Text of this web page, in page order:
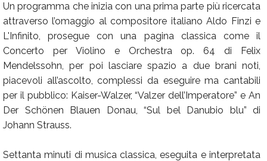
Un programma che inizia con una prima parte più ricercata
attraverso l’omaggio al compositore italiano Aldo Finzi e
L'Infinito, prosegue con una pagina classica come il
Concerto per Violino e Orchestra op. 64 di Felix
Mendelssohn, per poi lasciare spazio a due brani noti,
piacevoli all’ascolto, complessi da eseguire ma cantabili
per il pubblico: Kaiser-Walzer, “Valzer dell’Imperatore” e An
Der Schönen Blauen Donau, “Sul bel Danubio blu” di
Johann Strauss.
Settanta minuti di musica classica, eseguita e interpretata